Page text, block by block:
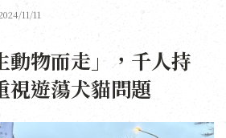
11/11
動物而走」，千人持
視遊蕩犬貓問題